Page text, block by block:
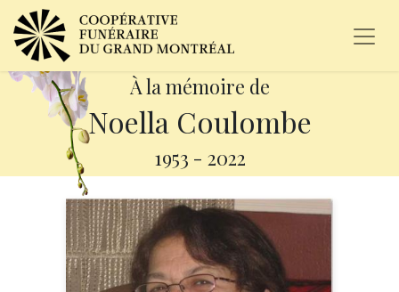
À la mémoire de
Noella Coulombe
1953 - 2022